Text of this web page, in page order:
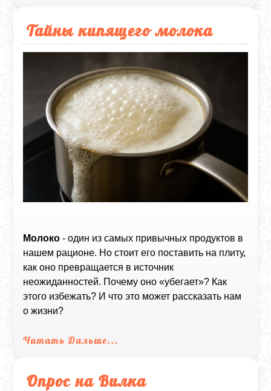
Тайны кипящего молока
Молоко - один из самых привычных продуктов в
нашем рационе. Но стоит его поставить на плиту,
как оно превращается в источник
неожиданностей. Почему оно «убегает»? Как
этого избежать? И что это может рассказать нам
о жизни?
Читать Дальше...
Опрос на Вилка